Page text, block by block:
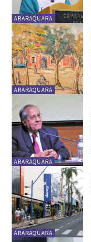
ARARAQUARA
ARARAQUARA
ARARAQUARA
ARARAQUARA